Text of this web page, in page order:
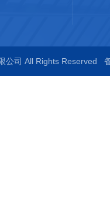
公司 All Rights Reserved